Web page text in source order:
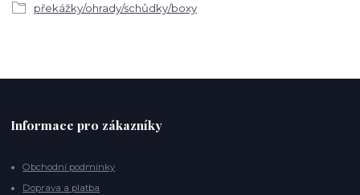
překážky/ohrady/schůdky/boxy
Informace pro zákazníky
Obchodní podmínky
Doprava a platba